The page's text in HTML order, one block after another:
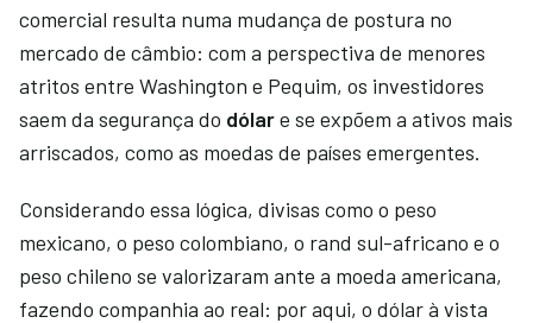
comercial resulta numa mudança de postura no
mercado de câmbio: com a perspectiva de menores
atritos entre Washington e Pequim, os investidores
saem da segurança do dólare se expõem a ativos mais
arriscados, como as moedas de países emergentes.
Considerando essa lógica, divisas como o peso
mexicano, o peso colombiano, o rand sul-africano e o
peso chileno se valorizaram ante a moeda americana,
fazendo companhia ao real: por aqui, o dólar à vista